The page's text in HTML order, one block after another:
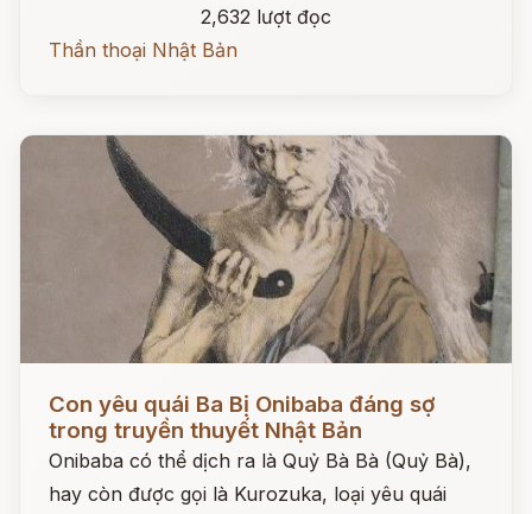
2,632 lượt đọc
Thần thoại Nhật Bản
Con yêu quái Ba Bị Onibaba đáng sợ
trong truyền thuyết Nhật Bản
Onibaba có thể dịch ra là Quỷ Bà Bà (Quỷ Bà),
hay còn được gọi là Kurozuka, loại yêu quái